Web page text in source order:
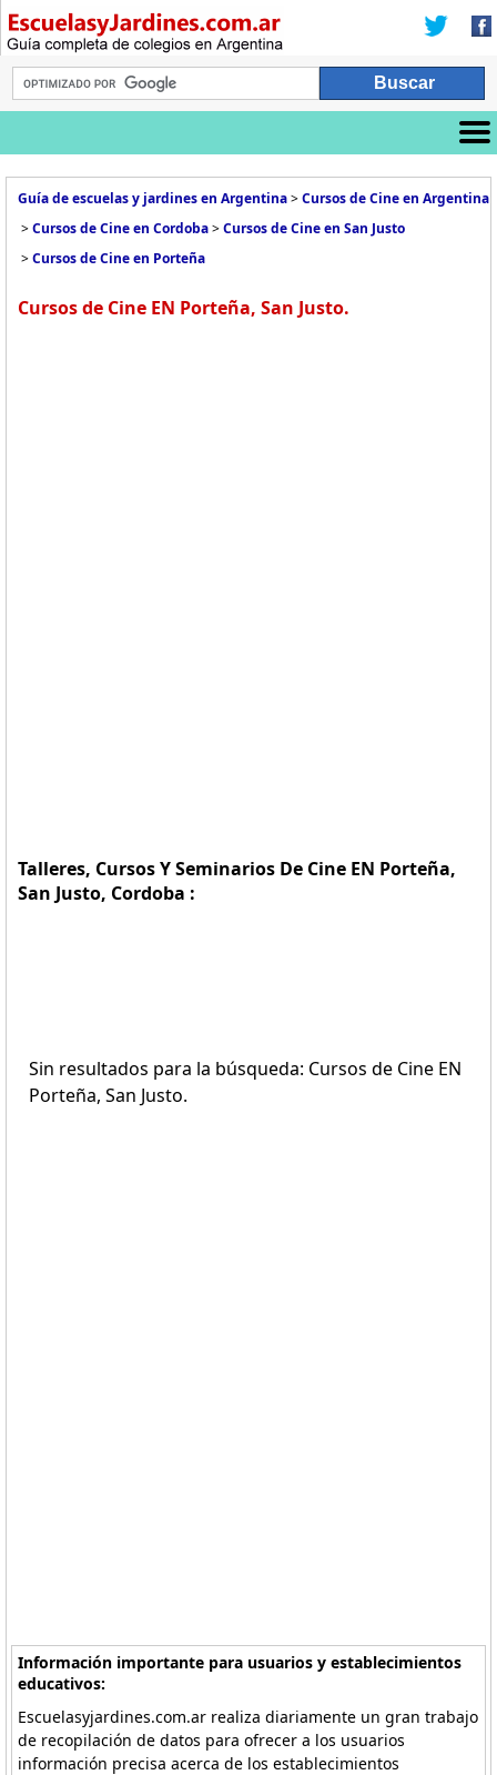
Guía de escuelas y jardines en Argentina>Cursos de Cine en Argentina
>Cursos de Cine en Cordoba>Cursos de Cine en San Justo
>Cursos de Cine en Porteña
Cursos de Cine EN Porteña, San Justo.
Talleres, Cursos Y Seminarios De Cine EN Porteña,
San Justo, Cordoba :
Sin resultados para la búsqueda: Cursos de Cine EN
Porteña, San Justo.
Información importante para usuarios y establecimientos
educativos:
Escuelasyjardines.com.ar realiza diariamente un gran trabajo
de recopilación de datos para ofrecer a los usuarios
información precisa acerca de los establecimientos